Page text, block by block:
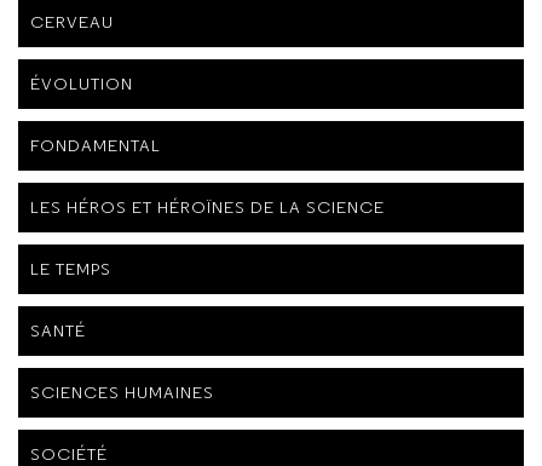
CERVEAU
ÉVOLUTION
FONDAMENTAL
LES HÉROS ET HÉROÏNES DE LA SCIENCE
LE TEMPS
SANTÉ
SCIENCES HUMAINES
SOCIÉTÉ